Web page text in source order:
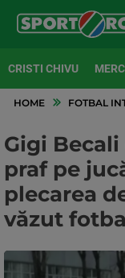
CRISTI CHIVU
HOME FOTBAL
Gigi
praf pe
plecarea
văzut